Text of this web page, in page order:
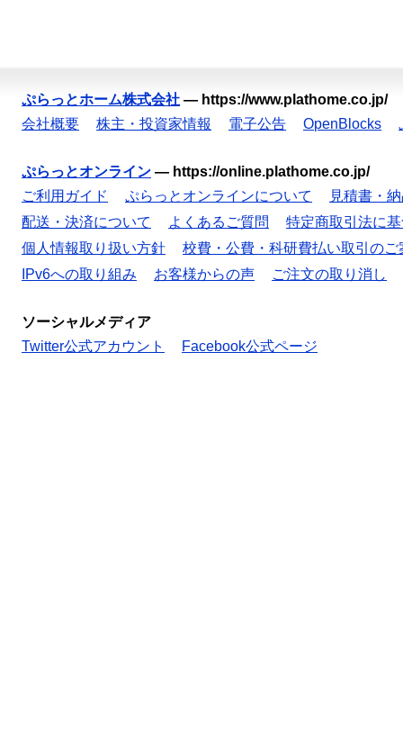
ぷらっとホーム株式会社 — https://www.plathome.co.jp/
会社概要
株主・投資家情報 電子公告 OpenBlocks
ぷらっとオンライン — https://online.plathome.co.jp/
ご利用ガイド
ぷらっとオンラインについて
見積書・
配送・決済について
よくあるご質問
特定商取引法に
個人情報取り扱い方針
校費・公費・科研費払い取引のご
IPv6への取り組み
お客様からの声 ご注文の取り消し
ソーシャルメディア
Twitter公式アカウント
Facebook公式ページ